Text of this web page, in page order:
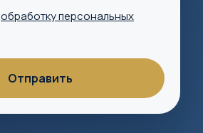
обработку персональных